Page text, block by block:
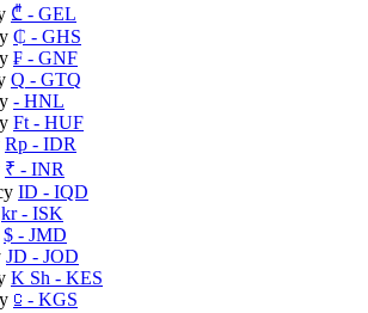
₾ - GEL
₵ - GHS
₣ - GNF
Q - GTQ
- HNL
Ft - HUF
Rp - IDR
₹ - INR
ID - IQD
kr- ISK
$ - JMD
JD - JOD
K Sh - KES
⃀ - KGS